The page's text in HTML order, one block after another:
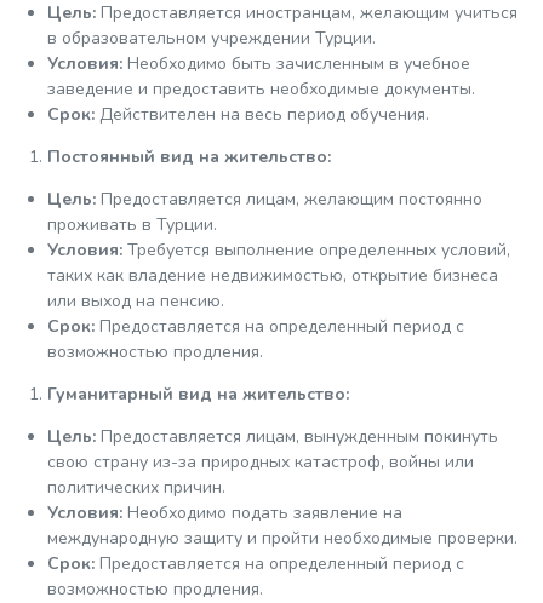
Цель:Предоставляется иностранцам, желающим учиться
в образовательном учреждении Турции.
Условия:Необходимо быть зачисленным в учебное
заведение и предоставить необходимые документы.
Срок:Действителен на весь период обучения.
Постоянный вид на жительство:
Цель:Предоставляется лицам, желающим постоянно
проживать в Турции.
Условия:Требуется выполнение определенных условий,
таких как владение недвижимостью, открытие бизнеса
или выход на пенсию.
Срок:Предоставляется на определенный период с
возможностью продления.
Гуманитарный вид на жительство:
Цель:Предоставляется лицам, вынужденным покинуть
свою страну из-за природных катастроф, войны или
политических причин.
Условия:Необходимо подать заявление на
международную защиту и пройти необходимые проверки.
Срок:Предоставляется на определенный период с
возможностью продления.